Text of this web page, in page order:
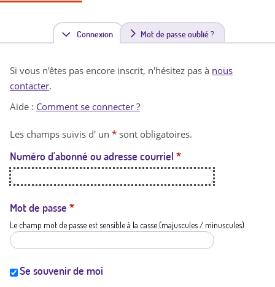
Connexion(
n
t
a
t
i
Mot de passe oublié ?
Si vous n'êtes pas encore inscrit, n'hésitez pas à nous
contacter.
Aide : Comment se connecter ?
Les champs suivis d' un * sont obligatoires.
Numéro d'abonné ou adresse courriel *
Mot de passe *
Le champ mot de passe est sensible à la casse (majuscules / minuscules)
Se souvenir de moi